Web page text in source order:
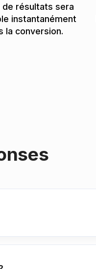
résultats sera
instantanément
la conversion.